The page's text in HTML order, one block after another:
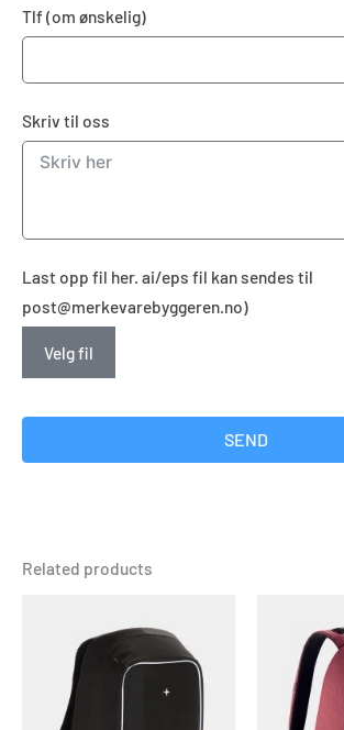
Tlf (om ønskelig)
Skriv til oss
Last opp fil her. ai/eps fil kan sendes til
post@merkevarebyggeren.no)
Velg fil
SEND
Related products